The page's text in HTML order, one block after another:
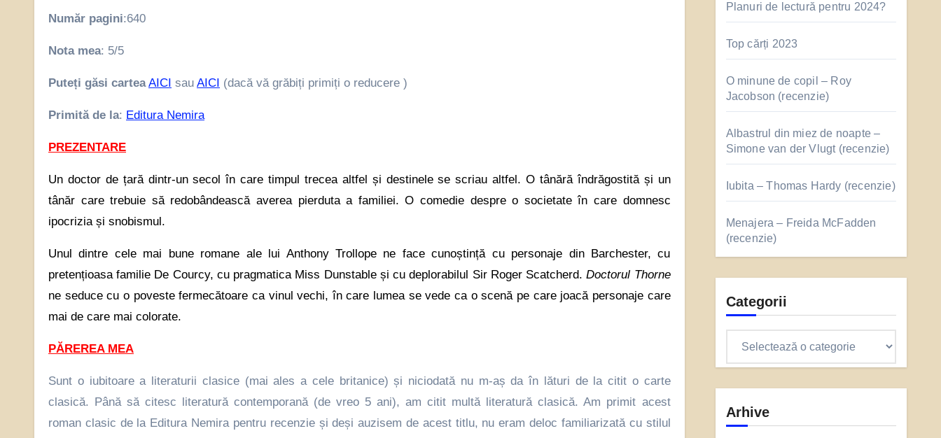
Număr pagini:640
Nota mea: 5/5
Puteți găsi cartea AICI sau AICI (dacă vă grăbiți primiți o reducere )
Primită de la: Editura Nemira
PREZENTARE
Un doctor de țară dintr-un secol în care timpul trecea altfel și destinele se scriau altfel. O tânără îndrăgostită și un
tânăr care trebuie să redobândească averea pierduta a familiei. O comedie despre o societate în care domnesc
ipocrizia și snobismul.
Unul dintre cele mai bune romane ale lui Anthony Trollope ne face cunoștință cu personaje din Barchester, cu
pretențioasa familie De Courcy, cu pragmatica Miss Dunstable și cu deplorabilul Sir Roger Scatcherd.Doctorul Thorne
ne seduce cu o poveste fermecătoare ca vinul vechi, în care lumea se vede ca o scenă pe care joacă personaje care
mai de care mai colorate.
PĂREREA MEA
Sunt o iubitoare a literaturii clasice (mai ales a cele britanice) și niciodată nu m-aș da în lături de la citit o carte
clasică. Până să citesc literatură contemporană (de vreo 5 ani), am citit multă literatură clasică. Am primit acest
roman clasic de la Editura Nemira pentru recenzie și deși auzisem de acest titlu, nu eram deloc familiarizată cu stilul
Planuri de lectură pentru 2024?
Top cărți 2023
O minune de copil – Roy
Jacobson (recenzie)
Albastrul din miez de noapte –
Simone van der Vlugt (recenzie)
Iubita – Thomas Hardy (recenzie)
Menajera – Freida McFadden
(recenzie)
Categorii
Arhive